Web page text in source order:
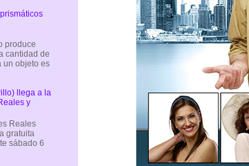
produce
cantidad de
un objeto es
llega a la
y
Reales
gratuita
sábado 6